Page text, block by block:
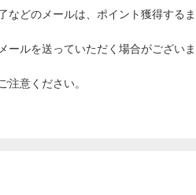
などのメールは、ポイント獲得するま
ールを送っていただく場合がございま
意ください。